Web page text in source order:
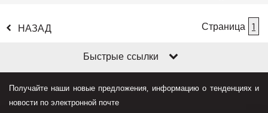
НАЗАД Страница 1
Быстрые ссылки
Получайте наши новые предложения, информацию о тенденциях и
новости по электронной почте